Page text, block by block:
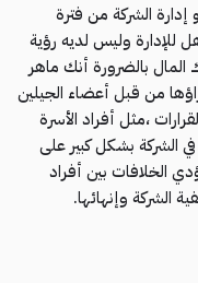
إدارة الشركة من فترة
للإدارة وليس لديه رؤية
المال بالضرورة أنك ماهر
من قبل أعضاء الجيلين
،مثل أفراد الأسرة
في الشركة بشكل كبير على
الخلافات بين أفراد
الشركة وإنهائها.